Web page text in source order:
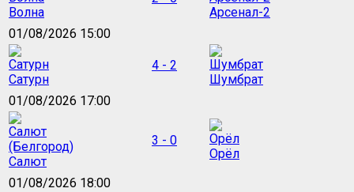
Волна
Арсенал-2
01/08/2026 15:00
Сатурн
4 - 2
Шумбрат
01/08/2026 17:00
Салют
3 - 0
Орёл
01/08/2026 18:00